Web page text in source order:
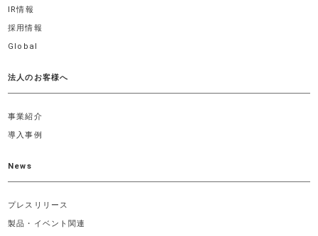
IR情報
採用情報
Global
法人のお客様へ
事業紹介
導入事例
News
プレスリリース
製品・イベント関連